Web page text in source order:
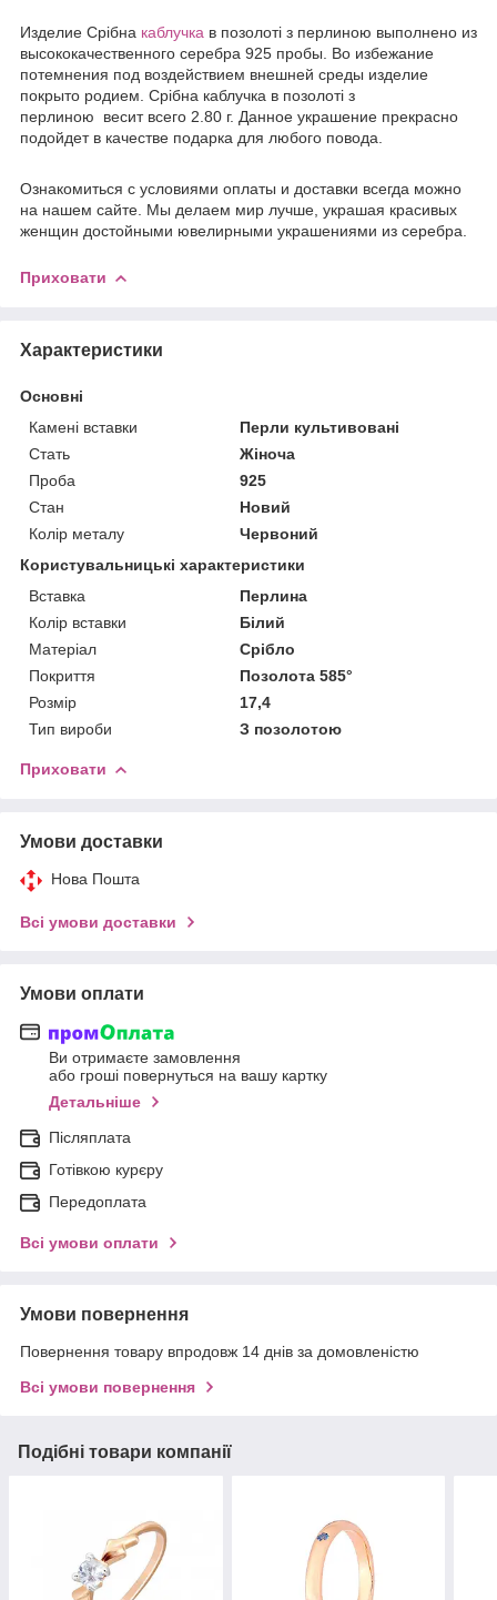
Изделие Срібна каблучка в позолоті з перлиною выполнено из
высококачественного серебра 925 пробы. Во избежание
потемнения под воздействием внешней среды изделие
покрыто родием. Срібна каблучка в позолоті з
перлиною весит всего 2.80 г. Данное украшение прекрасно
подойдет в качестве подарка для любого повода.
Ознакомиться с условиями оплаты и доставки всегда можно
на нашем сайте. Мы делаем мир лучше, украшая красивых
женщин достойными ювелирными украшениями из серебра.
Приховати
Характеристики
Основні
Камені вставки
Перли культивовані
Стать
Жіноча
Проба
925
Стан
Новий
Колір металу
Червоний
Користувальницькі характеристики
Вставка
Перлина
Колір вставки
Білий
Матеріал
Срібло
Покриття
Позолота 585°
Розмір
17,4
Тип вироби
З позолотою
Приховати
Умови доставки
Нова Пошта
Всі умови доставки
Умови оплати
Ви отримаєте замовлення
або гроші повернуться на вашу картку
Детальніше
Післяплата
Готівкою курєру
Передоплата
Всі умови оплати
Умови повернення
Повернення товару впродовж 14 днів за домовленістю
Всі умови повернення
Подібні товари компанії